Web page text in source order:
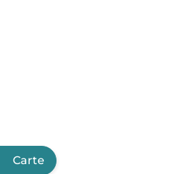
Carte